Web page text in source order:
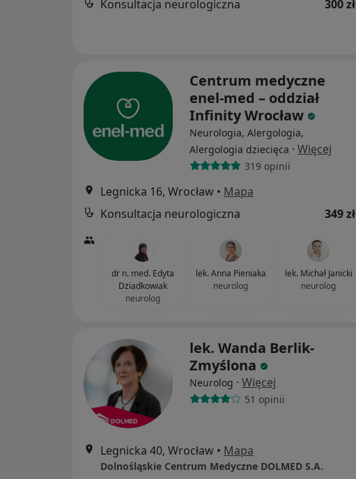
Konsultacja neurologiczna 300 zł
Centrum medyczne
enel-med – oddział
Infinity Wrocław
Neurologia, Alergologia,
Alergologia dziecięca · Więcej
319 opinii
Legnicka 16, Wrocław • Mapa
Konsultacja neurologiczna
349 zł
dr n. med. Edyta
Dziadkowiak
neurolog
lek. Anna Pieniaka
neurolog
lek. Michał Janicki
neurolog
lek. Wanda Berlik-
Zmyślona
Neurolog · Więcej
51 opinii
Legnicka 40, Wrocław • Mapa
Dolnośląskie Centrum Medyczne DOLMED S.A.